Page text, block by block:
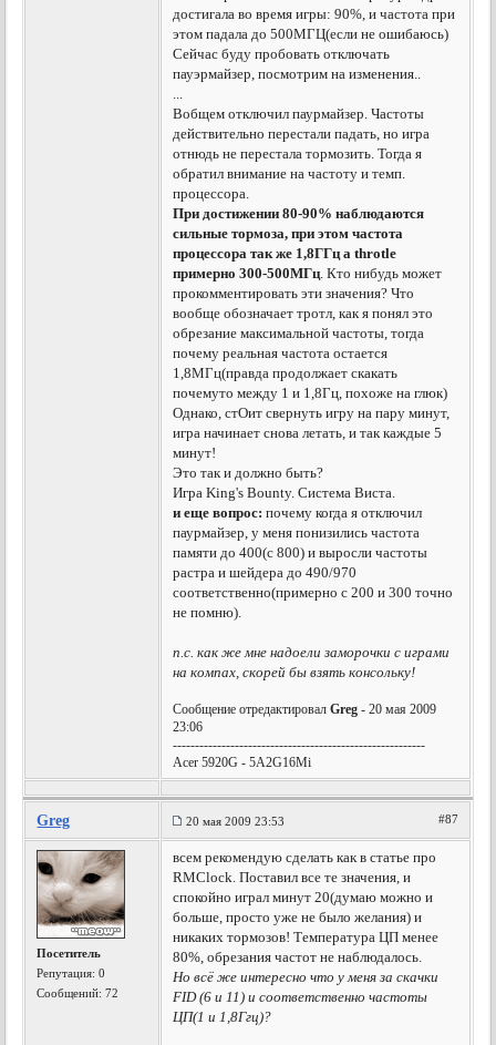
достигала во время игры: 90%, и частота при
этом падала до 500МГЦ(если не ошибаюсь)
Сейчас буду пробовать отключать
пауэрмайзер, посмотрим на изменения..
...
Вобщем отключил паурмайзер. Частоты
действительно перестали падать, но игра
отнюдь не перестала тормозить. Тогда я
обратил внимание на частоту и темп.
процессора.
При достижении 80-90% наблюдаются
сильные тормоза, при этом частота
процессора так же 1,8ГГц а throtle
примерно 300-500МГц. Кто нибудь может
прокомментировать эти значения? Что
вообще обозначает тротл, как я понял это
обрезание максимальной частоты, тогда
почему реальная частота остается
1,8МГц(правда продолжает скакать
почемуто между 1 и 1,8Гц, похоже на глюк)
Однако, стОит свернуть игру на пару минут,
игра начинает снова летать, и так каждые 5
минут!
Это так и должно быть?
Игра King's Bounty. Система Виста.
и еще вопрос: почему когда я отключил
паурмайзер, у меня понизились частота
памяти до 400(с 800) и выросли частоты
растра и шейдера до 490/970
соответственно(примерно с 200 и 300 точно
не помню).
п.с. как же мне надоели заморочки с играми
на компах, скорей бы взять консольку!
Сообщение отредактировалGreg - 20 мая 2009
23:06
---------------------------------------------------------
Acer 5920G - 5A2G16Mi
Greg 20 мая 2009 23:53 #87
Посетитель
Репутация:0
Сообщений: 72
всем рекомендую сделать как в статье про
RMClock. Поставил все те значения, и
спокойно играл минут 20(думаю можно и
больше, просто уже не было желания) и
никаких тормозов! Температура ЦП менее
80%, обрезания частот не наблюдалось.
Но всё же интересно что у меня за скачки
FID (6 и 11) и соответственно частоты
ЦП(1 и 1,8Ггц)?